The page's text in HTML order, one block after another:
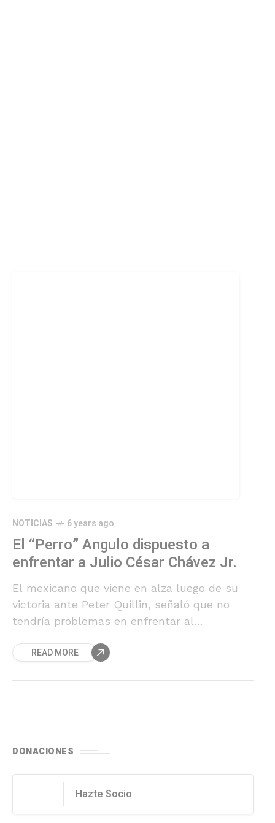
NOTICIAS 6 years ago
El “Perro” Angulo dispuesto a
enfrentar a Julio César Chávez Jr.
El mexicano que viene en alza luego de su
victoria ante Peter Quillin, señaló que no
tendría problemas en enfrentar al
READ MORE
DONACIONES
Hazte Socio